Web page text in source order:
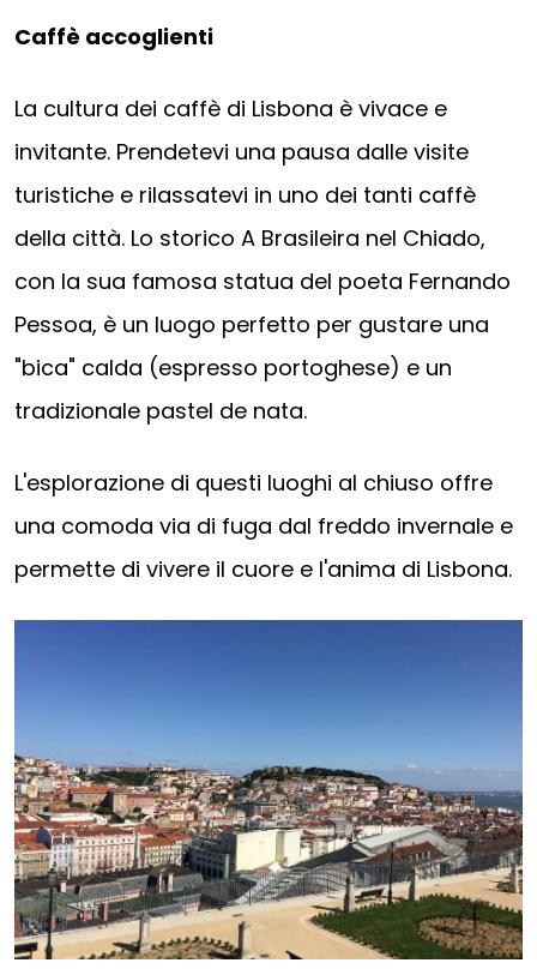
Caffè accoglienti
La cultura dei caffè di Lisbona è vivace e
invitante. Prendetevi una pausa dalle visite
turistiche e rilassatevi in uno dei tanti caffè
della città. Lo storico A Brasileira nel Chiado,
con la sua famosa statua del poeta Fernando
Pessoa, è un luogo perfetto per gustare una
"bica" calda (espresso portoghese) e un
tradizionale pastel de nata.
L'esplorazione di questi luoghi al chiuso offre
una comoda via di fuga dal freddo invernale e
permette di vivere il cuore e l'anima di Lisbona.